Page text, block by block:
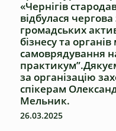
«Чернігів
відбулася чергова
громадських
бізнесу та органів
самоврядування
за організацію
спікерам
Мельник.
26.03.2025